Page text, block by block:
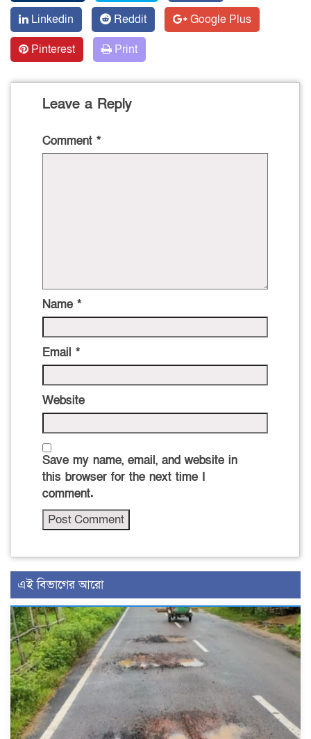
Linkedin
Reddit
Google Plus
Pinterest
Print
Leave a Reply
Comment *
Name *
Email *
Website
Save my name, email, and website in
this browser for the next time I
comment.
এই বিভাগের আরো